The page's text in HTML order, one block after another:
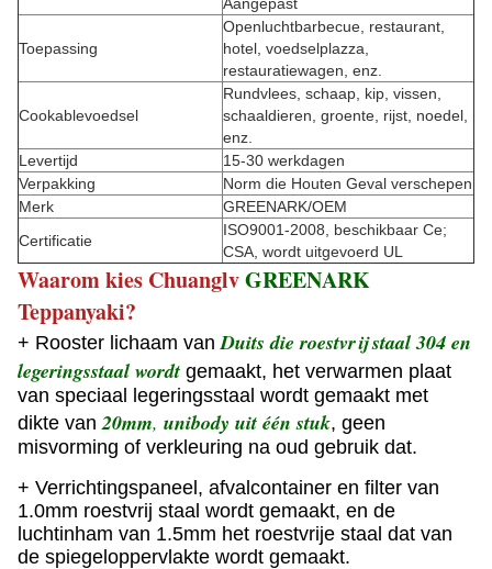
Toepassing
Openluchtbarbecue, restaurant,
hotel, voedselplazza,
restauratiewagen, enz.
Cookablevoedsel
Rundvlees, schaap, kip, vissen,
schaaldieren, groente, rijst, noedel,
enz.
Levertijd
15-30 werkdagen
Verpakking
Norm die Houten Geval verschepen
Merk
GREENARK/OEM
Certificatie
ISO9001-2008, beschikbaar Ce;
CSA, wordt uitgevoerd UL
Waarom kies ChuanglvGREENARK
Teppanyaki?
+ Rooster lichaam vanDuits die roestvrij staal 304 en
legeringsstaal wordt gemaakt, het verwarmen plaat
van speciaal legeringsstaal wordt gemaakt met
dikte van20mm, unibody uit één stuk, geen
misvorming of verkleuring na oud gebruik dat.
+ Verrichtingspaneel, afvalcontainer en filter van
1.0mm roestvrij staal wordt gemaakt, en de
luchtinham van 1.5mm het roestvrije staal dat van
de spiegeloppervlakte wordt gemaakt.